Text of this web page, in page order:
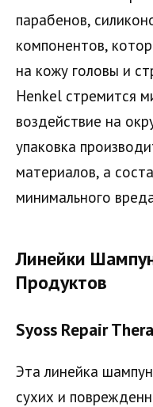
парабенов,
компонентов,
на кожу головы и
Henkel стремится
воздействие на
упаковка
материалов, а
минимального
Линейки
Продуктов
Syoss Repair
Эта линейка
сухих и